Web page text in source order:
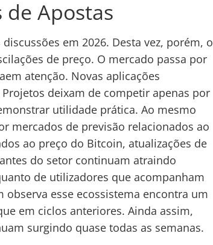
Apostas
em 2026. Desta vez, porém, o
de preço. O mercado passa por
atenção. Novas aplicações
deixam de competir apenas por
utilidade prática. Ao mesmo
mercados de previsão relacionados ao
ao preço do Bitcoin, atualizações de
do setor continuam atraindo
de utilizadores que acompanham
observa esse ecossistema encontra um
em ciclos anteriores. Ainda assim,
surgindo quase todas as semanas.